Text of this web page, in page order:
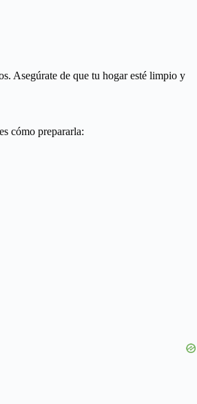
Asegúrate de que tu hogar esté limpio y
cómo prepararla: